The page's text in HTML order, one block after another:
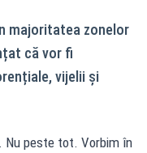
majoritatea zonelor
că vor fi
vijelii și
Nu peste tot. Vorbim în